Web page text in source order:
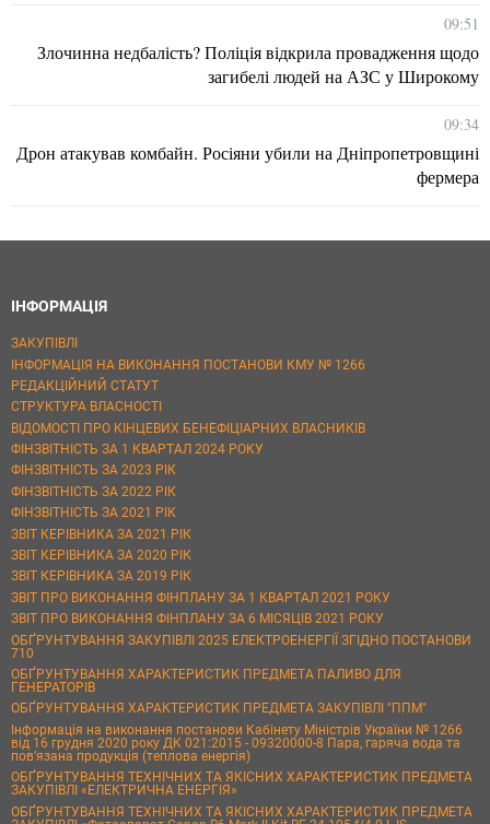
09:51
Злочинна недбалість? Поліція відкрила провадження щодо
загибелі людей на АЗС у Широкому
09:34
Дрон атакував комбайн. Росіяни убили на Дніпропетровщині
фермера
ІНФОРМАЦІЯ
ЗАКУПІВЛІ
ІНФОРМАЦІЯ НА ВИКОНАННЯ ПОСТАНОВИ КМУ № 1266
РЕДАКЦІЙНИЙ СТАТУТ
СТРУКТУРА ВЛАСНОСТІ
ВІДОМОСТІ ПРО КІНЦЕВИХ БЕНЕФІЦІАРНИХ ВЛАСНИКІВ
ФІНЗВІТНІСТЬ ЗА 1 КВАРТАЛ 2024 РОКУ
ФІНЗВІТНІСТЬ ЗА 2023 РІК
ФІНЗВІТНІСТЬ ЗА 2022 РІК
ФІНЗВІТНІСТЬ ЗА 2021 РІК
ЗВІТ КЕРІВНИКА ЗА 2021 РІК
ЗВІТ КЕРІВНИКА ЗА 2020 РІК
ЗВІТ КЕРІВНИКА ЗА 2019 РІК
ЗВІТ ПРО ВИКОНАННЯ ФІНПЛАНУ ЗА 1 КВАРТАЛ 2021 РОКУ
ЗВІТ ПРО ВИКОНАННЯ ФІНПЛАНУ ЗА 6 МІСЯЦІВ 2021 РОКУ
ОБҐРУНТУВАННЯ ЗАКУПІВЛІ 2025 ЕЛЕКТРОЕНЕРГІЇ ЗГІДНО ПОСТАНОВИ
710
ОБҐРУНТУВАННЯ ХАРАКТЕРИСТИК ПРЕДМЕТА ПАЛИВО ДЛЯ
ГЕНЕРАТОРІВ
ОБҐРУНТУВАННЯ ХАРАКТЕРИСТИК ПРЕДМЕТА ЗАКУПІВЛІ "ППМ"
Інформація на виконання постанови Кабінету Міністрів України № 1266
від 16 грудня 2020 року ДК 021:2015 - 09320000-8 Пара, гаряча вода та
пов’язана продукція (теплова енергія)
ОБҐРУНТУВАННЯ ТЕХНІЧНИХ ТА ЯКІСНИХ ХАРАКТЕРИСТИК ПРЕДМЕТА
ЗАКУПІВЛІ «ЕЛЕКТРИЧНА ЕНЕРГІЯ»
ОБҐРУНТУВАННЯ ТЕХНІЧНИХ ТА ЯКІСНИХ ХАРАКТЕРИСТИК ПРЕДМЕТА